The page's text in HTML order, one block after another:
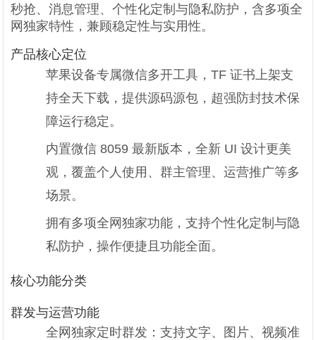
秒抢、消息管理、个性化定制与隐私防护，含多项全
网独家特性，兼顾稳定性与实用性。
产品核心定位
苹果设备专属微信多开工具，TF 证书上架支
持全天下载，提供源码源包，超强防封技术保
障运行稳定。
内置微信 8059 最新版本，全新 UI 设计更美
观，覆盖个人使用、群主管理、运营推广等多
场景。
拥有多项全网独家功能，支持个性化定制与隐
私防护，操作便捷且功能全面。
核心功能分类
群发与运营功能
全网独家定时群发：支持文字、图片、视频准